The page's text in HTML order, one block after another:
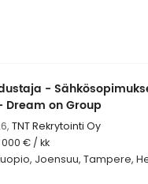
-
on Group
TNT Rekrytointi Oy
000 € / kk
Joensuu, Tampere,